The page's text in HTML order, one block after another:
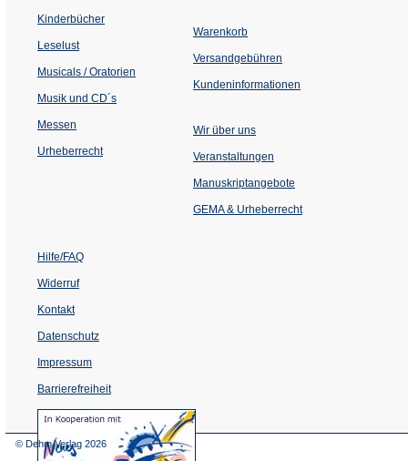
Kinderbücher
Leselust
Musicals / Oratorien
Musik und CD´s
Messen
Urheberrecht
Warenkorb
Versandgebühren
Kundeninformationen
Wir über uns
Veranstaltungen
einem
Tab)
Manuskriptangebote
GEMA & Urheberrecht
Hilfe/FAQ
Widerruf
Kontakt
Datenschutz
Impressum
Barrierefreiheit
(Öffnet
in
© Dehm Verlag 2026